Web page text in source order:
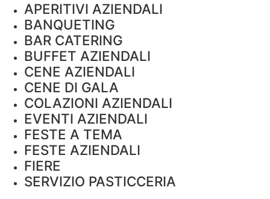
APERITIVI AZIENDALI
BANQUETING
BAR CATERING
BUFFET AZIENDALI
CENE AZIENDALI
CENE DI GALA
COLAZIONI AZIENDALI
EVENTI AZIENDALI
FESTE A TEMA
FESTE AZIENDALI
FIERE
SERVIZIO PASTICCERIA